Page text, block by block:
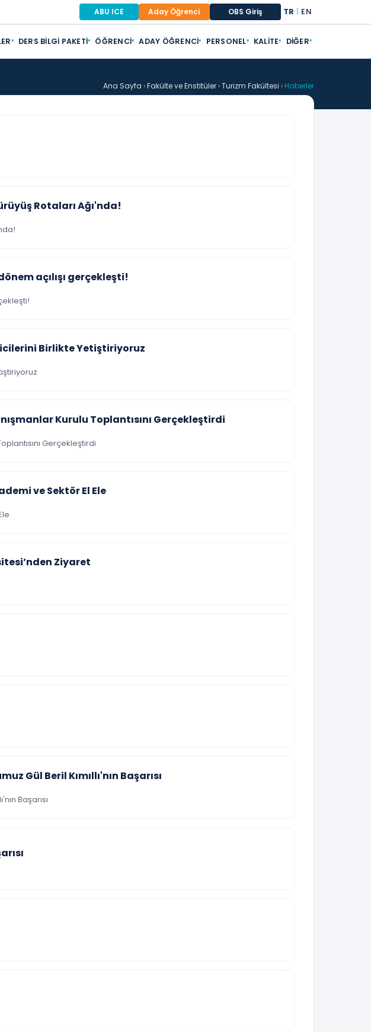
ABU ICE Aday Öğrenci OBS Giriş TR | EN
▾ DERS BILGI PAKETI▾ ÖĞRENCI▾ ADAY ÖĞRENCI▾ PERSONEL▾ KALITE▾ DIĞER▾
Ana Sayfa ›Fakülte ve Enstitüler ›Turizm Fakültesi › Haberler
Rotaları Ağı'nda!
açılışı gerçekleşti!
Birlikte Yetiştiriyoruz
Kurulu Toplantısını Gerçekleştirdi
Gerçekleştirdi
ve Sektör El Ele
Ziyaret
Gül Beril Kımıllı'nın Başarısı
Başarısı